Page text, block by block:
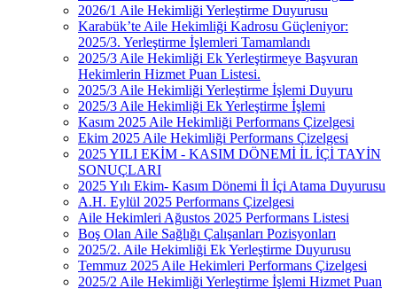
2026/1 Aile Hekimliği Yerleştirme Duyurusu
Karabük’te Aile Hekimliği Kadrosu Güçleniyor:
2025/3. Yerleştirme İşlemleri Tamamlandı
2025/3 Aile Hekimliği Ek Yerleştirmeye Başvuran
Hekimlerin Hizmet Puan Listesi.
2025/3 Aile Hekimliği Yerleştirme İşlemi Duyuru
2025/3 Aile Hekimliği Ek Yerleştirme İşlemi
Kasım 2025 Aile Hekimliği Performans Çizelgesi
Ekim 2025 Aile Hekimliği Performans Çizelgesi
2025 YILI EKİM - KASIM DÖNEMİ İL İÇİ TAYİN
SONUÇLARI
2025 Yılı Ekim- Kasım Dönemi İl İçi Atama Duyurusu
A.H. Eylül 2025 Performans Çizelgesi
Aile Hekimleri Ağustos 2025 Performans Listesi
Boş Olan Aile Sağlığı Çalışanları Pozisyonları
2025/2. Aile Hekimliği Ek Yerleştirme Duyurusu
Temmuz 2025 Aile Hekimleri Performans Çizelgesi
2025/2 Aile Hekimliği Yerleştirme İşlemi Hizmet Puan